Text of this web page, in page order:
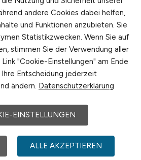
/Branchen:Maschinenbau,
Verpackungen,
Gewerbe
inCalw, die attraktive
:Simex Filterpressen und
& Co. KG, Alfred Herrmann
SDS Systemtechnik GmbH,
Herzog Stahlhandel GmbH,
KG, h.team GmbH & Co. KG
Stellenangebote inCalw
Informieren Sie sich auf unserem
andere Cookies dabei helfen,
und Funktionen anzubieten. Sie
Statistikzwecken. Wenn Sie auf
stimmen Sie der Verwendung aller
"Cookie-Einstellungen" am Ende
Entscheidung jederzeit
ändern. Datenschutzerklärung
EINSTELLUNGEN
ALLE AKZEPTIEREN